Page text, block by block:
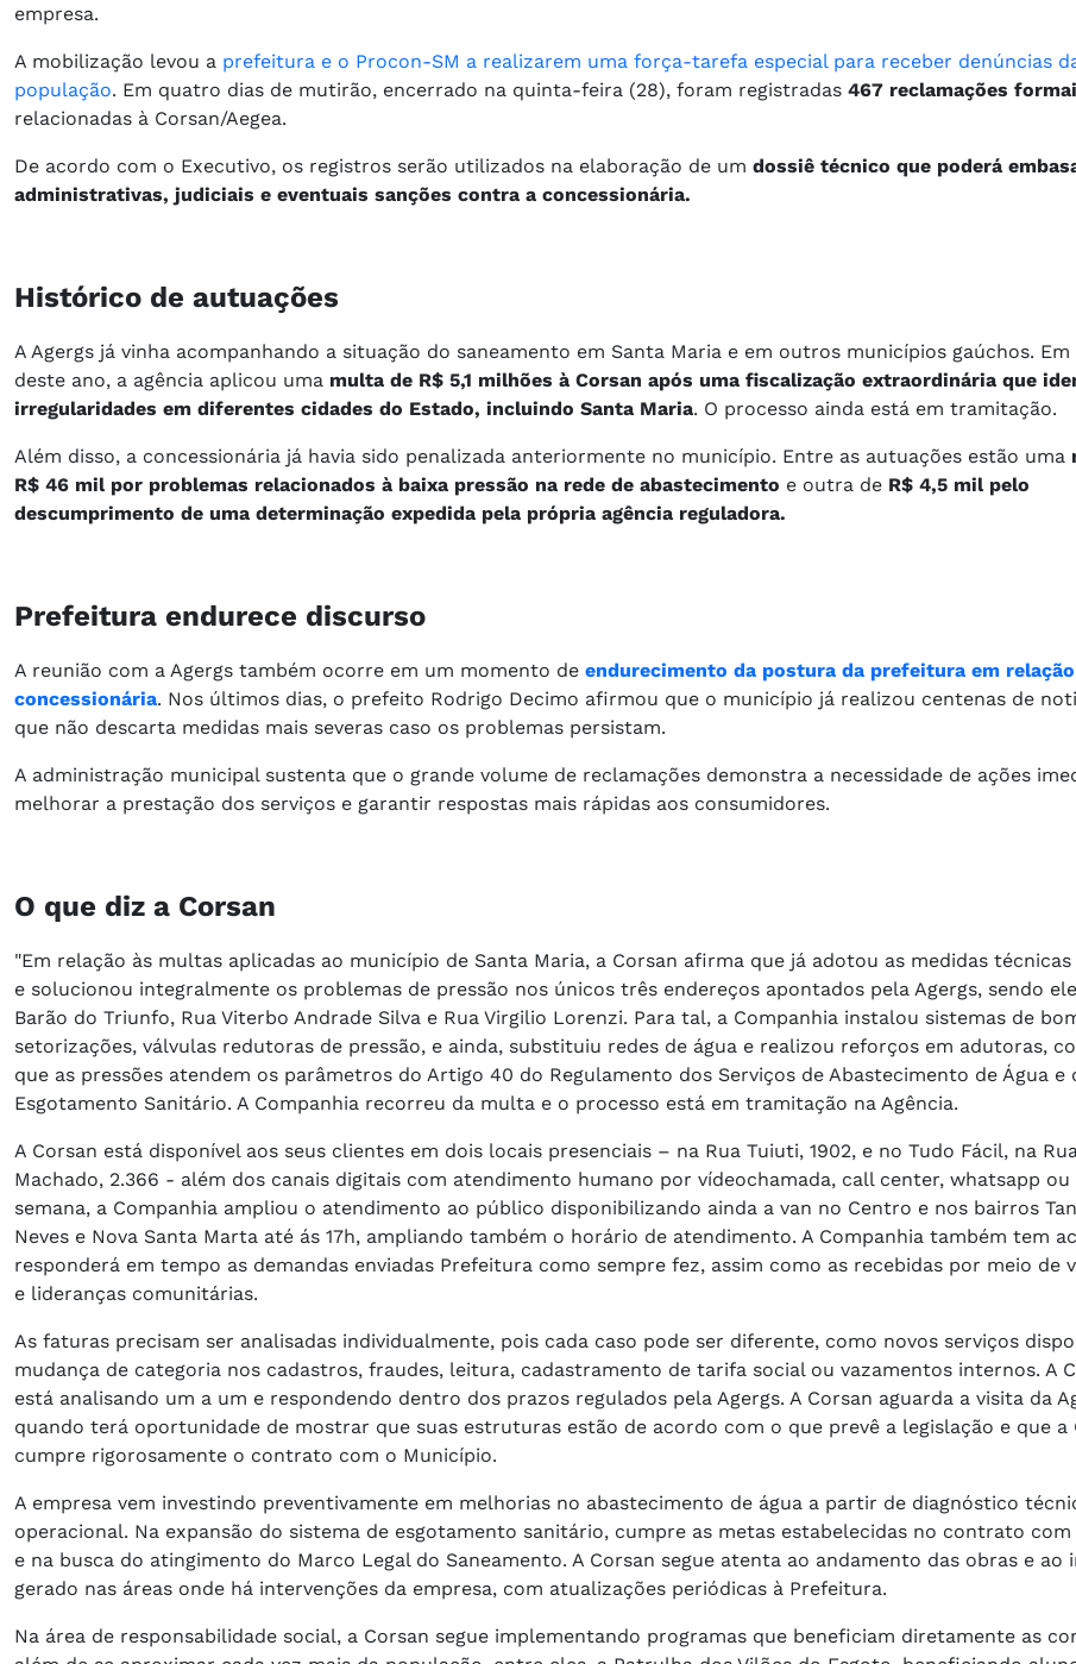
empresa.
A mobilização levou a prefeitura e o Procon-SM a realizarem uma força-tarefa especial para receber denúncias
população. Em quatro dias de mutirão, encerrado na quinta-feira (28), foram registradas 467 reclamações
relacionadas à Corsan/Aegea.
De acordo com o Executivo, os registros serão utilizados na elaboração de um dossiê técnico que poderá
administrativas, judiciais e eventuais sanções contra a concessionária.
Histórico de autuações
A Agergs já vinha acompanhando a situação do saneamento em Santa Maria e em outros municípios gaúchos.
deste ano, a agência aplicou uma multa de R$ 5,1 milhões à Corsan após uma fiscalização extraordinária que
irregularidades em diferentes cidades do Estado, incluindo Santa Maria. O processo ainda está em tramitação.
Além disso, a concessionária já havia sido penalizada anteriormente no município. Entre as autuações estão uma
R$ 46 mil por problemas relacionados à baixa pressão na rede de abastecimento e outra de R$ 4,5 mil pelo
descumprimento de uma determinação expedida pela própria agência reguladora.
Prefeitura endurece discurso
A reunião com a Agergs também ocorre em um momento de endurecimento da postura da prefeitura em
concessionária. Nos últimos dias, o prefeito Rodrigo Decimo afirmou que o município já realizou centenas de
que não descarta medidas mais severas caso os problemas persistam.
A administração municipal sustenta que o grande volume de reclamações demonstra a necessidade de ações
melhorar a prestação dos serviços e garantir respostas mais rápidas aos consumidores.
O que diz a Corsan
"Em relação às multas aplicadas ao município de Santa Maria, a Corsan afirma que já adotou as medidas técnicas
e solucionou integralmente os problemas de pressão nos únicos três endereços apontados pela Agergs, sendo
Barão do Triunfo, Rua Viterbo Andrade Silva e Rua Virgilio Lorenzi. Para tal, a Companhia instalou sistemas de
setorizações, válvulas redutoras de pressão, e ainda, substituiu redes de água e realizou reforços em adutoras,
que as pressões atendem os parâmetros do Artigo 40 do Regulamento dos Serviços de Abastecimento de Água e
Esgotamento Sanitário. A Companhia recorreu da multa e o processo está em tramitação na Agência.
A Corsan está disponível aos seus clientes em dois locais presenciais – na Rua Tuiuti, 1902, e no Tudo Fácil, na
Machado, 2.366 - além dos canais digitais com atendimento humano por vídeochamada, call center, whatsapp ou
semana, a Companhia ampliou o atendimento ao público disponibilizando ainda a van no Centro e nos bairros
Neves e Nova Santa Marta até ás 17h, ampliando também o horário de atendimento. A Companhia também tem
responderá em tempo as demandas enviadas Prefeitura como sempre fez, assim como as recebidas por meio de
e lideranças comunitárias.
As faturas precisam ser analisadas individualmente, pois cada caso pode ser diferente, como novos serviços
mudança de categoria nos cadastros, fraudes, leitura, cadastramento de tarifa social ou vazamentos internos. A
está analisando um a um e respondendo dentro dos prazos regulados pela Agergs. A Corsan aguarda a visita da
quando terá oportunidade de mostrar que suas estruturas estão de acordo com o que prevê a legislação e que a
cumpre rigorosamente o contrato com o Município.
A empresa vem investindo preventivamente em melhorias no abastecimento de água a partir de diagnóstico
operacional. Na expansão do sistema de esgotamento sanitário, cumpre as metas estabelecidas no contrato
e na busca do atingimento do Marco Legal do Saneamento. A Corsan segue atenta ao andamento das obras e ao
gerado nas áreas onde há intervenções da empresa, com atualizações periódicas à Prefeitura.
Na área de responsabilidade social, a Corsan segue implementando programas que beneficiam diretamente as